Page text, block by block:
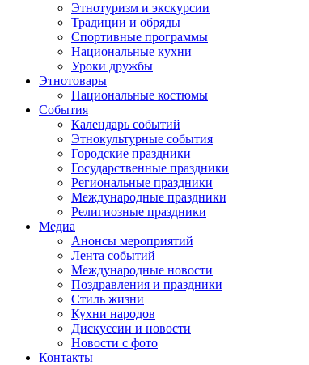
Этнотуризм и экскурсии
Традиции и обряды
Спортивные программы
Национальные кухни
Уроки дружбы
Этнотовары
Национальные костюмы
События
Календарь событий
Этнокультурные события
Городские праздники
Государственные праздники
Региональные праздники
Международные праздники
Религиозные праздники
Медиа
Анонсы мероприятий
Лента событий
Международные новости
Поздравления и праздники
Cтиль жизни
Кухни народов
Дискуссии и новости
Новости с фото
Контакты